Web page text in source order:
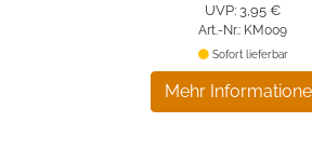
UVP: 3,95 €
Art.-Nr.: KM009
Mehr
Sofort lieferbar